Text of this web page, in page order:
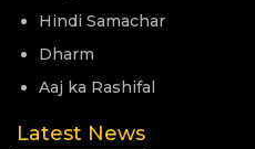
Hindi Samachar
Dharm
Aaj ka Rashifal
Latest News